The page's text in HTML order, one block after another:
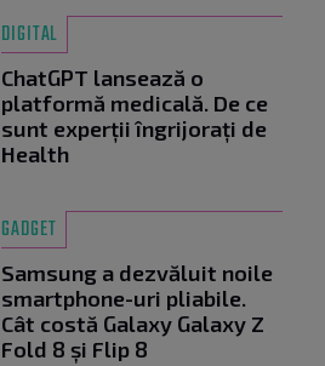
DIGITAL
ChatGPT lansează o
platformă medicală. De ce
sunt experții îngrijorați de
Health
GADGET
Samsung a dezvăluit noile
smartphone-uri pliabile.
Cât costă Galaxy Galaxy Z
Fold 8 și Flip 8